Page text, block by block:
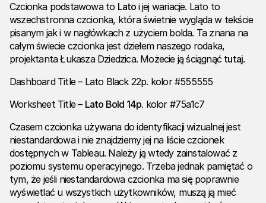
Czcionka podstawowa to Lato i jej wariacje. Lato to
wszechstronna czcionka, która świetnie wygląda w tekście
pisanym jak i w nagłówkach z użyciem bolda. Ta znana na
całym świecie czcionka jest dziełem naszego rodaka,
projektanta Łukasza Dziedzica. Możecie ją ściągnąć tutaj.
Dashboard Title – Lato Black 22p. kolor #555555
Worksheet Title – Lato Bold 14p. kolor #75a1c7
Czasem czcionka używana do identyfikacji wizualnej jest
niestandardowa i nie znajdziemy jej na liście czcionek
dostępnych w Tableau. Należy ją wtedy zainstalować z
poziomu systemu operacyjnego. Trzeba jednak pamiętać o
tym, że jeśli niestandardowa czcionka ma się poprawnie
wyświetlać u wszystkich użytkowników, muszą ją mieć